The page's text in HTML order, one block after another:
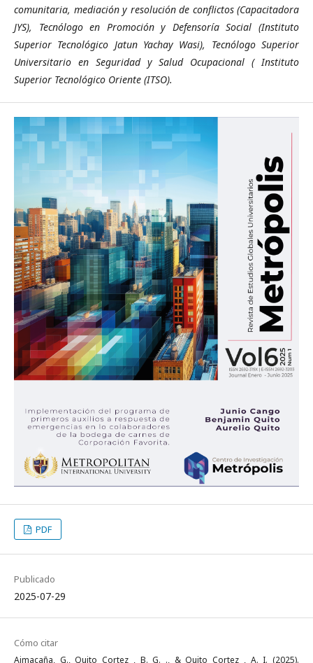
comunitaria, mediación y resolución de conflictos (Capacitadora
JYS), Tecnólogo en Promoción y Defensoría Social (Instituto
Superior Tecnológico Jatun Yachay Wasi), Tecnólogo Superior
Universitario en Seguridad y Salud Ocupacional ( Instituto
Superior Tecnológico Oriente (ITSO).
PDF
Publicado
2025-07-29
Cómo citar
Aimacaña, G., Quito Cortez , B. G. ., & Quito Cortez , A. I. (2025).